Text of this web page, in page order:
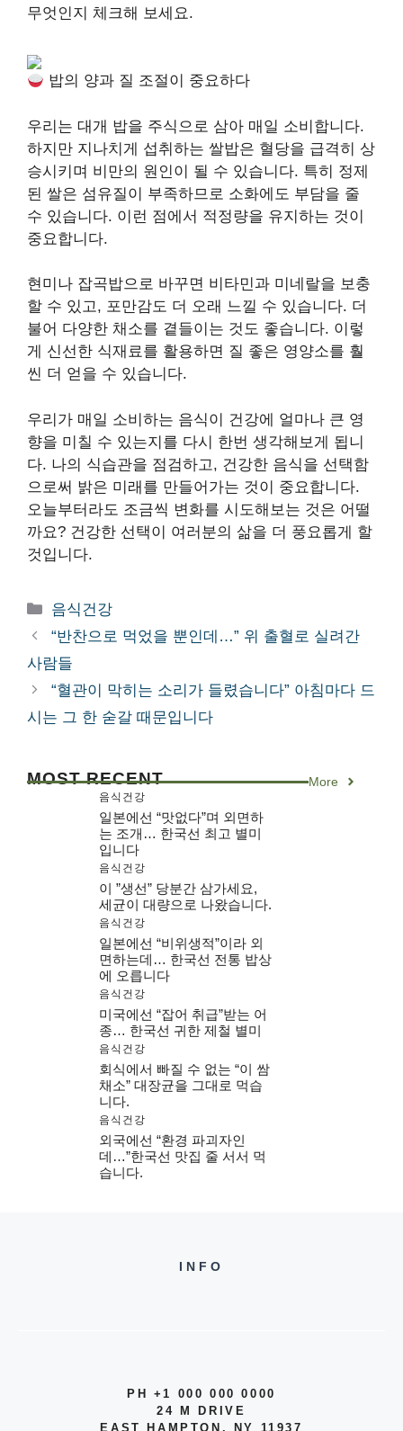
무엇인지 체크해 보세요.
밥의 양과 질 조절이 중요하다
우리는 대개 밥을 주식으로 삼아 매일 소비합니다.
하지만 지나치게 섭취하는 쌀밥은 혈당을 급격히 상
승시키며 비만의 원인이 될 수 있습니다. 특히 정제
된 쌀은 섬유질이 부족하므로 소화에도 부담을 줄
수 있습니다. 이런 점에서 적정량을 유지하는 것이
중요합니다.
현미나 잡곡밥으로 바꾸면 비타민과 미네랄을 보충
할 수 있고, 포만감도 더 오래 느낄 수 있습니다. 더
불어 다양한 채소를 곁들이는 것도 좋습니다. 이렇
게 신선한 식재료를 활용하면 질 좋은 영양소를 훨
씬 더 얻을 수 있습니다.
우리가 매일 소비하는 음식이 건강에 얼마나 큰 영
향을 미칠 수 있는지를 다시 한번 생각해보게 됩니
다. 나의 식습관을 점검하고, 건강한 음식을 선택함
으로써 밝은 미래를 만들어가는 것이 중요합니다.
오늘부터라도 조금씩 변화를 시도해보는 것은 어떨
까요? 건강한 선택이 여러분의 삶을 더 풍요롭게 할
것입니다.
카
테
리
음식건강
“반찬으로 먹었을 뿐인데…” 위 출혈로 실려간
사람들
“혈관이 막히는 소리가 들렸습니다” 아침마다 드
시는 그 한 숟갈 때문입니다
MOST RECENT More
음식건강
일본에선 “맛없다”며 외면하
는 조개… 한국선 최고 별미
입니다
음식건강
이 ”생선” 당분간 삼가세요,
세균이 대량으로 나왔습니다.
음식건강
일본에선 “비위생적”이라 외
면하는데… 한국선 전통 밥상
에 오릅니다
음식건강
미국에선 “잡어 취급”받는 어
종… 한국선 귀한 제철 별미
음식건강
회식에서 빠질 수 없는 “이 쌈
채소” 대장균을 그대로 먹습
니다.
음식건강
외국에선 “환경 파괴자인
데…”한국선 맛집 줄 서서 먹
습니다.
INFO
PH +1 000 000 0000
24 M DRIVE
EAST HAMPTON, NY 11937